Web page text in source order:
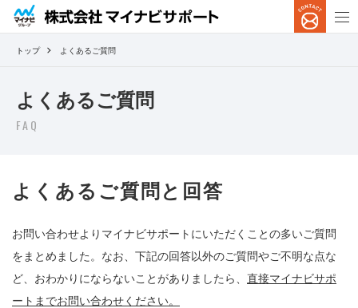
トップ よくあるご質問
よくあるご質問
FAQ
よくあるご質問と回答
お問い合わせよりマイナビサポートにいただくことの多いご質問
をまとめました。なお、下記の回答以外のご質問やご不明な点な
ど、おわかりにならないことがありましたら、 直接マイナビサポ
ートまでお問い合わせください。